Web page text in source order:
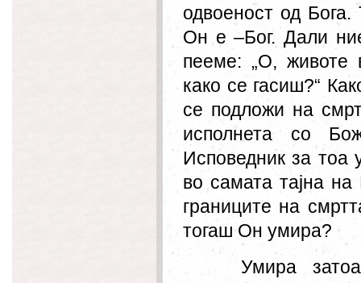
одвоеност од
Он е –Бог. Дали
пееме: „О, животе
како се гасиш?“
се подложи на
исполнета со
Исповедник за тоа
во самата тајна на
границите на
тогаш Он умира?
Умира